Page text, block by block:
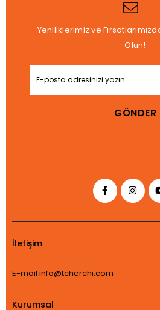
Yeniliklerimiz ve
Olun!
GÖNDER
İletişim
E-mail info@tcherchi.com
Kurumsal